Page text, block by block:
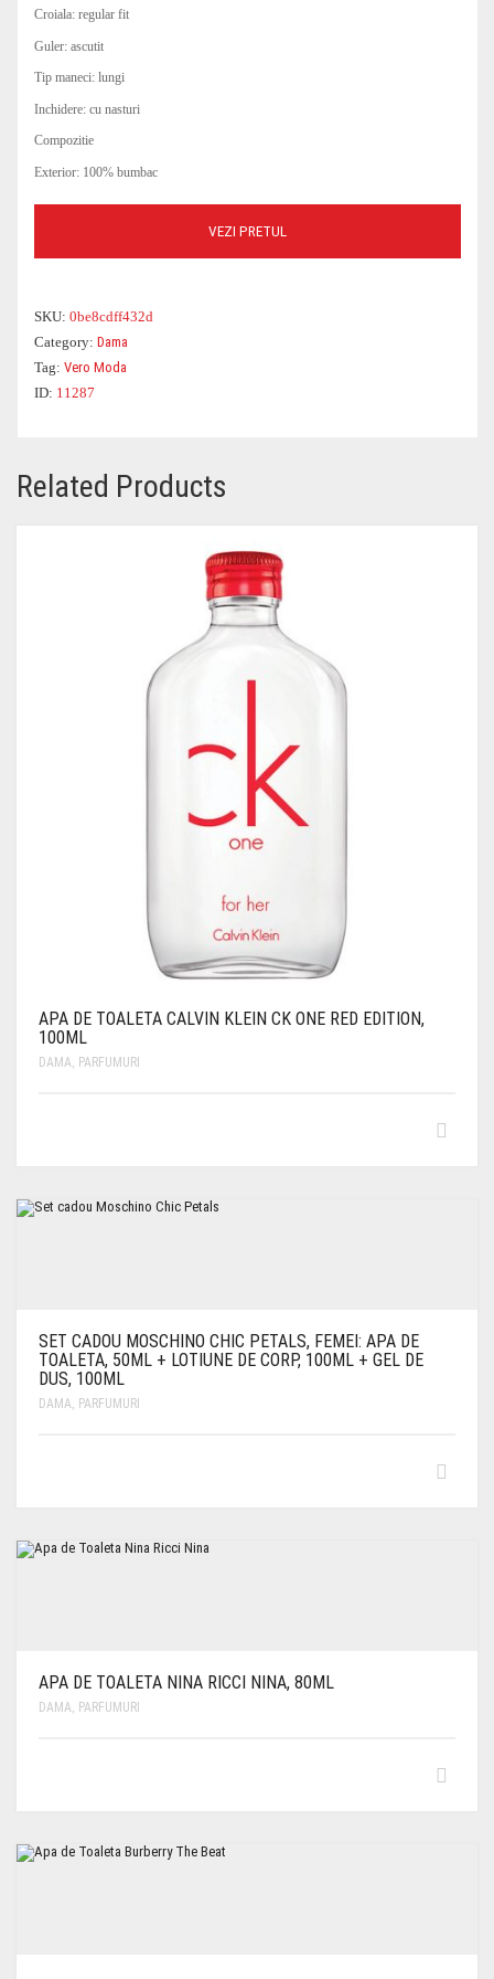
BLUZE DAMA
GENTI PLAJA
OCHELARI DAMA
CEASURI
Croiala: regular fit
Guler: ascutit
Tip maneci: lungi
Inchidere: cu nasturi
Compozitie
Exterior: 100% bumbac
VEZI PRETUL
SKU: 0be8cdff432d
Category: Dama
Tag: Vero Moda
ID: 11287
Related Products
APA DE TOALETA CALVIN KLEIN CK ONE RED EDITION,
100ML
DAMA, PARFUMURI
SET CADOU MOSCHINO CHIC PETALS, FEMEI: APA DE
TOALETA, 50ML + LOTIUNE DE CORP, 100ML + GEL DE
DUS, 100ML
DAMA, PARFUMURI
APA DE TOALETA NINA RICCI NINA, 80ML
DAMA, PARFUMURI